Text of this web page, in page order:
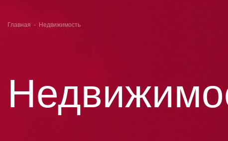
Главная - Недвижимость